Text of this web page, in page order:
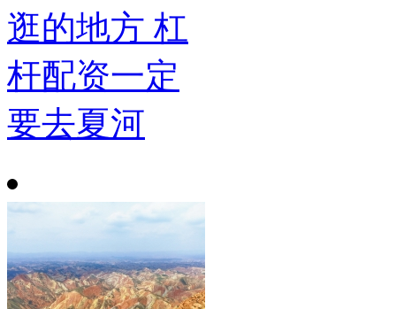
逛的地方 杠
杆配资一定
要去夏河